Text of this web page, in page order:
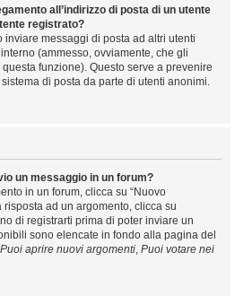
all’indirizzo di posta di un utente
registrato?
messaggi di posta ad altri utenti
(ammesso, ovviamente, che gli
funzione). Questo serve a prevenire
di posta da parte di utenti anonimi.
un messaggio in un forum?
in un forum, clicca su “Nuovo
ad un argomento, clicca su
di registrarti prima di poter inviare un
sono elencate in fondo alla pagina del
Puoi aprire nuovi argomenti, Puoi votare nei